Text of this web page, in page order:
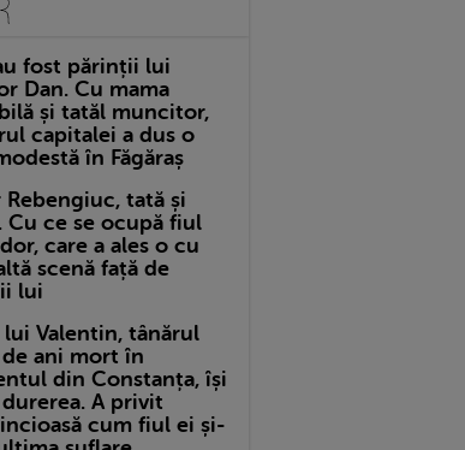
fost părinții lui
Dan. Cu mama
și tatăl muncitor,
capitalei a dus o
în Făgăraș
tată și
Cu ce se ocupă fiul
care a ales o cu
scenă față de
lui
lui Valentin, tânărul
ani mort în
din Constanța, își
A privit
cum fiul ei și-